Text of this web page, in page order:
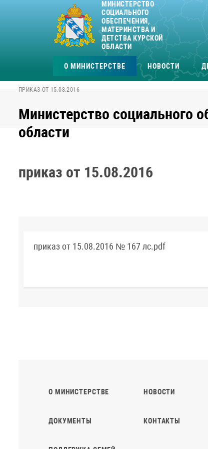
МИНИСТЕРСТВО
СОЦИАЛЬНОГО
ОБЕСПЕЧЕНИЯ,
МАТЕРИНСТВА И
ДЕТСТВА КУРСКОЙ
ОБЛАСТИ
О МИНИСТЕРСТВЕ НОВОСТИ
ПРИКАЗ ОТ 15.08.2016
Министерство социального
области
приказ от 15.08.2016
приказ от 15.08.2016 № 167 лс.pdf
О МИНИСТЕРСТВЕ НОВОСТИ
ДОКУМЕНТЫ КОНТАКТЫ